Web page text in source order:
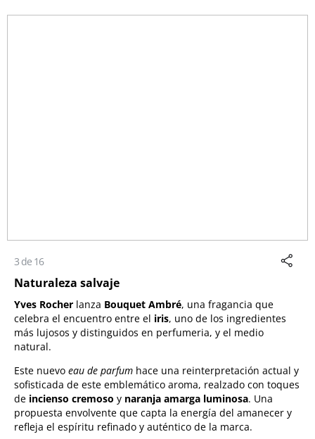
3 de 16
Naturaleza salvaje
Yves Rocher lanza Bouquet Ambré, una fragancia que
celebra el encuentro entre el iris, uno de los ingredientes
más lujosos y distinguidos en perfumeria, y el medio
natural.
Este nuevo eau de parfum hace una reinterpretación actual y
sofisticada de este emblemático aroma, realzado con toques
de incienso cremoso y naranja amarga luminosa. Una
propuesta envolvente que capta la energía del amanecer y
refleja el espíritu refinado y auténtico de la marca.